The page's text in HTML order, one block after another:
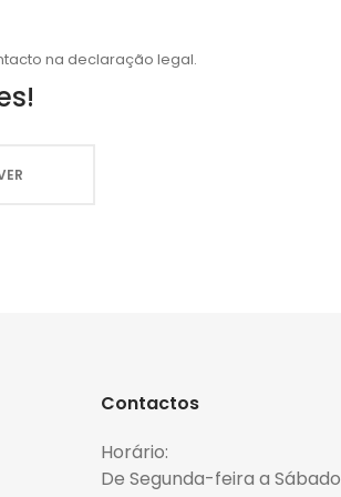
na declaração legal.
Contactos
Horário:
De Segunda-feira a Sábado